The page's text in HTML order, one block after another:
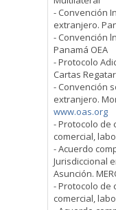
- Convención
extranjero.
- Convención
Panamá OEA
- Protocolo
Cartas
- Convención
extranjero.
www.oas.org
- Protocolo de
comercial,
- Acuerdo
Jurisdiccional
Asunción.
- Protocolo de
comercial,